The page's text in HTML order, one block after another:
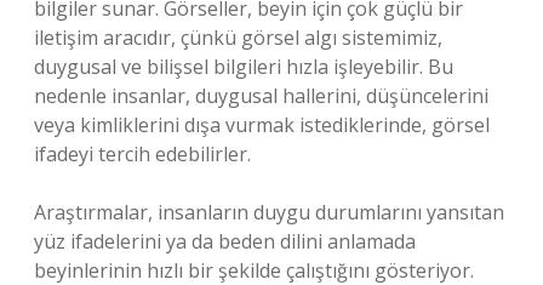
bilgiler sunar. Görseller, beyin için çok güçlü bir
iletişim aracıdır, çünkü görsel algı sistemimiz,
duygusal ve bilişsel bilgileri hızla işleyebilir. Bu
nedenle insanlar, duygusal hallerini, düşüncelerini
veya kimliklerini dışa vurmak istediklerinde, görsel
ifadeyi tercih edebilirler.
Araştırmalar, insanların duygu durumlarını yansıtan
yüz ifadelerini ya da beden dilini anlamada
beyinlerinin hızlı bir şekilde çalıştığını gösteriyor.